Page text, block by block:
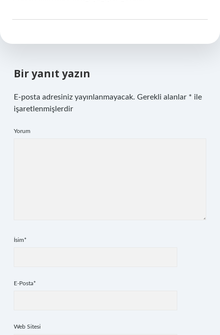
Bir yanıt yazın
E-posta adresiniz yayınlanmayacak. Gerekli alanlar * ile
işaretlenmişlerdir
Yorum
İsim*
E-Posta*
Web Sitesi